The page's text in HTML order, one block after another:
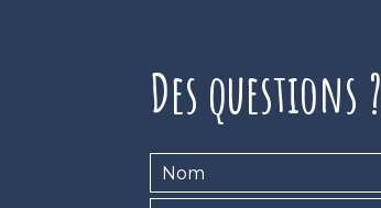
Des questions ?